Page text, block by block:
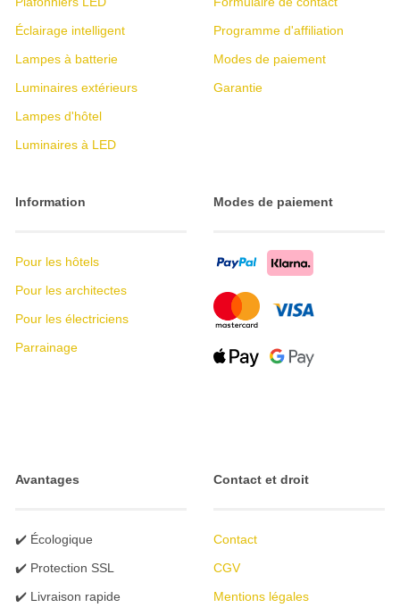
Éclairage intelligent
Lampes à batterie
Luminaires extérieurs
Lampes d'hôtel
Luminaires à LED
Programme d'affiliation
Modes de paiement
Garantie
Information
Pour les hôtels
Pour les architectes
Pour les électriciens
Parrainage
Modes de paiement
Avantages
✔️ Écologique
✔️ Protection SSL
✔️ Livraison rapide
Contact et droit
Contact
CGV
Mentions légales